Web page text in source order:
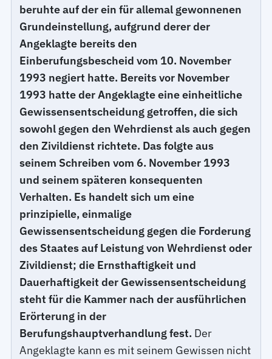
beruhte auf der ein für allemal gewonnenen
Grundeinstellung, aufgrund derer der
Angeklagte bereits den
Einberufungsbescheid vom 10. November
1993 negiert hatte. Bereits vor November
1993 hatte der Angeklagte eine einheitliche
Gewissensentscheidung getroffen, die sich
sowohl gegen den Wehrdienst als auch gegen
den Zivildienst richtete. Das folgte aus
seinem Schreiben vom 6. November 1993
und seinem späteren konsequenten
Verhalten. Es handelt sich um eine
prinzipielle, einmalige
Gewissensentscheidung gegen die Forderung
des Staates auf Leistung von Wehrdienst oder
Zivildienst; die Ernsthaftigkeit und
Dauerhaftigkeit der Gewissensentscheidung
steht für die Kammer nach der ausführlichen
Erörterung in der
Berufungshauptverhandlung fest. Der
Angeklagte kann es mit seinem Gewissen nicht